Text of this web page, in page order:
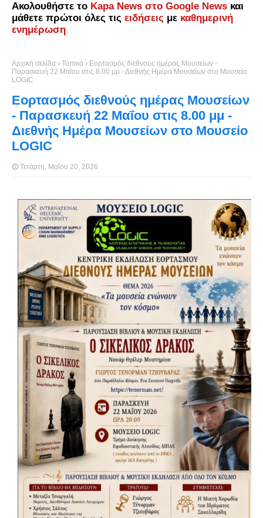
Ακολουθήστε το Kapa News στο Google News και
μάθετε πρώτοι όλες τις ειδήσεις με καθημερινή
ενημέρωση
Αρχική σελίδα Τοπικά
Εορτασμός διεθνούς ημέρας Μουσείων -
Παρασκευή 22 Μαΐου στις 8.00 μμ - Διεθνής Ημέρα Μουσείων στο Μουσείο
LOGIC
Εορτασμός διεθνούς ημέρας Μουσείων
- Παρασκευή 22 Μαΐου στις 8.00 μμ -
Διεθνής Ημέρα Μουσείων στο Μουσείο
LOGIC
Τετάρτη, Μαΐου 20, 2026